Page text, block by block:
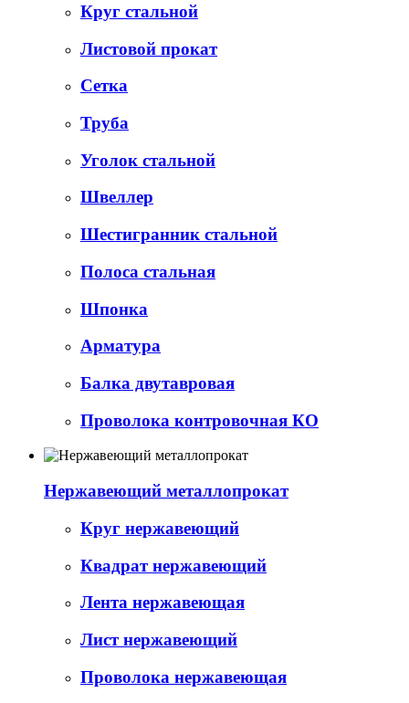
Круг стальной
Листовой прокат
Сетка
Труба
Уголок стальной
Швеллер
Шестигранник стальной
Полоса стальная
Шпонка
Арматура
Балка двутавровая
Проволока контровочная КО
Нержавеющий металлопрокат
Круг нержавеющий
Квадрат нержавеющий
Лента нержавеющая
Лист нержавеющий
Проволока нержавеющая